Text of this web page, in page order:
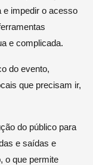
e impedir o acesso
e complicada.
do evento,
que precisam ir,
do público para
e saídas e
o que permite